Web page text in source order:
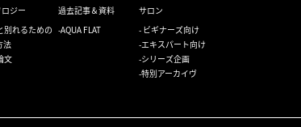
ジー
別れるための
法
文
過去記事＆資料
AQUA FLAT
サロン
ビギナーズ向け
エキスパート向け
シリーズ企画
特別アーカイヴ